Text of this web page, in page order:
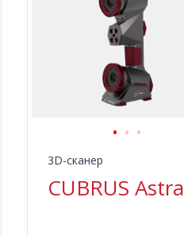
3D-сканер
CUBRUS Astra